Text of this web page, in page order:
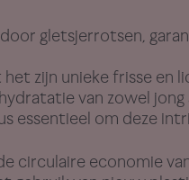
gletsjerrotsen,
zijn unieke frisse en
van zowel jong
essentieel om deze
circulaire economie